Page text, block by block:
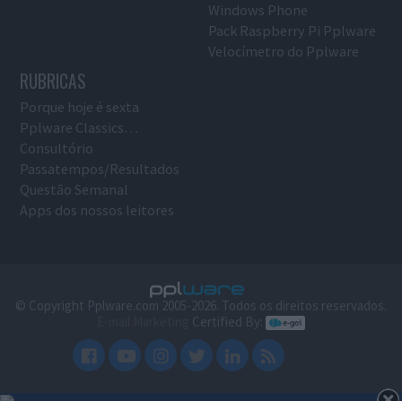
Windows Phone
Pack Raspberry Pi Pplware
Velocímetro do Pplware
RUBRICAS
Porque hoje é sexta
Pplware Classics…
Consultório
Passatempos/Resultados
Questão Semanal
Apps dos nossos leitores
© Copyright Pplware.com 2005-2026. Todos os direitos reservados.
Certified By: